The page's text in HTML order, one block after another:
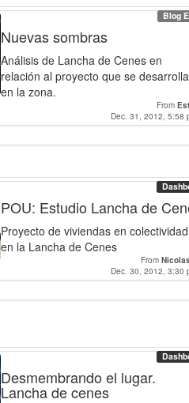
Blog
Nuevas sombras
Análisis de Lancha de Cenes en
relación al proyecto que se desarrolla
en la zona.
From
Dec. 31, 2012, 5:58
POU: Estudio Lancha de
Proyecto de viviendas en colectividad
en la Lancha de Cenes
From
Dec. 30, 2012, 3:30
Desmembrando el lugar.
Lancha de cenes